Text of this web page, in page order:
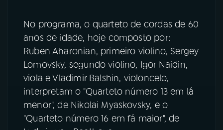
TikTok
No programa, o quarteto de cordas de 60
anos de idade, hoje composto por:
Ruben Aharonian, primeiro violino, Sergey
Lomovsky, segundo violino, Igor Naidin,
viola e Vladimir Balshin, violoncelo,
interpretam o "Quarteto número 13 em lá
menor", de Nikolai Myaskovsky, e o
"Quarteto número 16 em fá maior", de